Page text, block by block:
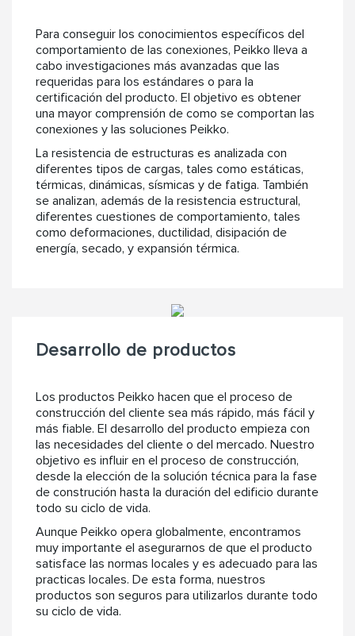
Para conseguir los conocimientos específicos del
comportamiento de las conexiones, Peikko lleva a
cabo investigaciones más avanzadas que las
requeridas para los estándares o para la
certificación del producto. El objetivo es obtener
una mayor comprensión de como se comportan las
conexiones y las soluciones Peikko.
La resistencia de estructuras es analizada con
diferentes tipos de cargas, tales como estáticas,
térmicas, dinámicas, sísmicas y de fatiga. También
se analizan, además de la resistencia estructural,
diferentes cuestiones de comportamiento, tales
como deformaciones, ductilidad, disipación de
energía, secado, y expansión térmica.
Desarrollo de productos
Los productos Peikko hacen que el proceso de
construcción del cliente sea más rápido, más fácil y
más fiable. El desarrollo del producto empieza con
las necesidades del cliente o del mercado. Nuestro
objetivo es influir en el proceso de construcción,
desde la elección de la solución técnica para la fase
de construción hasta la duración del edificio durante
todo su ciclo de vida.
Aunque Peikko opera globalmente, encontramos
muy importante el asegurarnos de que el producto
satisface las normas locales y es adecuado para las
practicas locales. De esta forma, nuestros
productos son seguros para utilizarlos durante todo
su ciclo de vida.